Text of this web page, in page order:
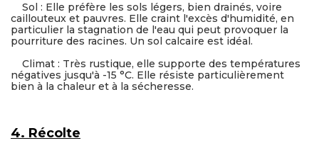
Sol : Elle préfère les sols légers, bien drainés, voire
caillouteux et pauvres. Elle craint l'excès d'humidité, en
particulier la stagnation de l'eau qui peut provoquer la
pourriture des racines. Un sol calcaire est idéal.
Climat : Très rustique, elle supporte des températures
négatives jusqu'à -15 °C. Elle résiste particulièrement
bien à la chaleur et à la sécheresse.
4. Récolte